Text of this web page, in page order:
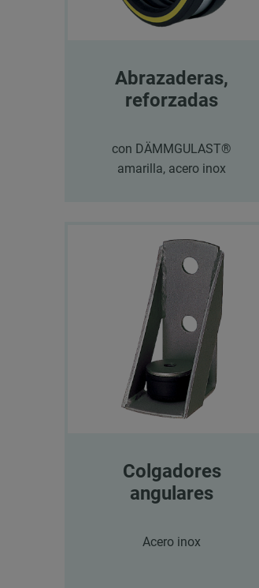
Abrazaderas,
reforzadas
con DÄMMGULAST®
amarilla, acero inox
Colgadores
angulares
Acero inox